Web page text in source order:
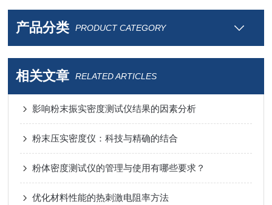
产品分类 PRODUCT CATEGORY
相关文章 RELATED ARTICLES
影响粉末振实密度测试仪结果的因素分析
粉末压实密度仪：科技与精确的结合
粉体密度测试仪的管理与使用有哪些要求？
优化材料性能的热刺激电阻率方法